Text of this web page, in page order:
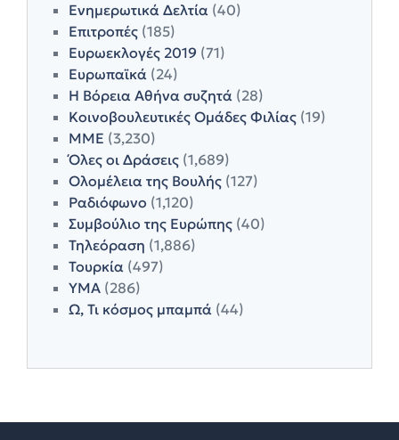
Ενημερωτικά Δελτία (40)
Επιτροπές (185)
Ευρωεκλογές 2019 (71)
Ευρωπαϊκά (24)
Η Βόρεια Αθήνα συζητά (28)
Κοινοβουλευτικές Ομάδες Φιλίας (19)
ΜΜΕ (3,230)
Όλες οι Δράσεις (1,689)
Ολομέλεια της Βουλής (127)
Ραδιόφωνο (1,120)
Συμβούλιο της Ευρώπης (40)
Τηλεόραση (1,886)
Τουρκία (497)
ΥΜΑ (286)
Ω, Τι κόσμος μπαμπά (44)